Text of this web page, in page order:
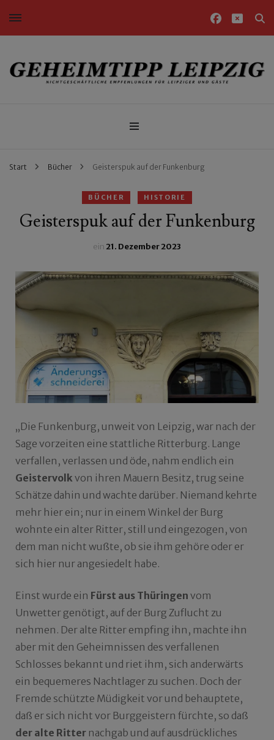
Nichtgeschäftliche Empfehlungen für Leipziger und Gäste
Start Bücher Geisterspuk auf der Funkenburg
BÜCHER HISTORIE
Geisterspuk auf der Funkenburg
ein21. Dezember 2023
„Die Funkenburg, unweit von Leipzig, war nach der
Sage vorzeiten eine stattliche Ritterburg. Lange
verfallen, verlassen und öde, nahm endlich ein
Geistervolk von ihren Mauern Besitz, trug seine
Schätze dahin und wachte darüber. Niemand kehrte
mehr hier ein; nur in einem Winkel der Burg
wohnte ein alter Ritter, still und eingezogen, von
dem man nicht wußte, ob sie ihm gehöre oder er
sich hier nur angesiedelt habe.
Einst wurde ein Fürst aus Thüringen vom
Unwetter genötigt, auf der Burg Zuflucht zu
nehmen. Der alte Ritter empfing ihn, machte ihn
aber mit den Geheimnissen des verfallenen
Schlosses bekannt und riet ihm, sich anderwärts
ein bequemeres Nachtlager zu suchen. Doch der
Fremde schützte Müdigkeit vor und behauptete,
daß er sich nicht vor Burggeistern fürchte, so daß
der alte Ritter nachgab und auf ausdrückliches